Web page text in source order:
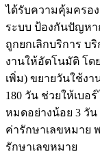
ได้รับความคุ้มครอ
ระบบ ป้องกันปัญหา
ถูกยกเลิกบริการ บ
งานให้อัตโนมัติ โด
เพิ่ม) ขยายวันใช้งา
180 วัน ช่วยให้เบอ
หมดอย่างน้อย 3 วัน
ค่ารักษาเลขหมาย
รักษาเลขหมาย